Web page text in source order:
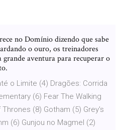
no Domínio dizendo que sabe
o ouro, os treinadores
grande aventura para recuperar o
o Limite (4) Dragões: Corrida
(6) Fear The Walking
Thrones (8) Gotham (5) Grey's
(6) Gunjou no Magmel (2)